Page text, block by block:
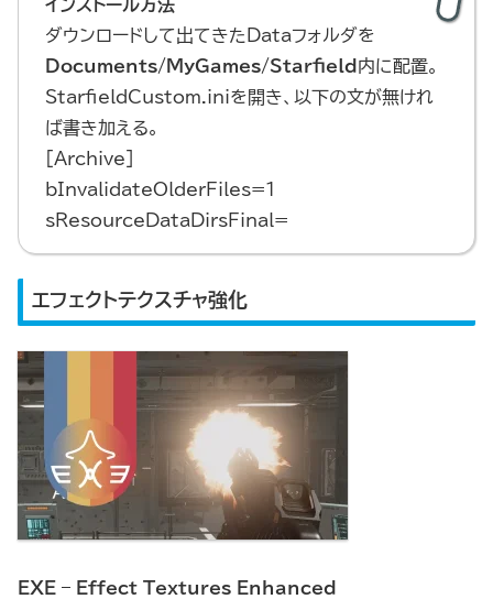
インストール方法
ダウンロードして出てきたDataフォルダを
Documents/MyGames/Starfield 内に配置。
StarfieldCustom.iniを開き、以下の文が無けれ
ば書き加える。
[Archive]
bInvalidateOlderFiles=1
sResourceDataDirsFinal=
エフェクトテクスチャ強化
EXE – Effect Textures Enhanced